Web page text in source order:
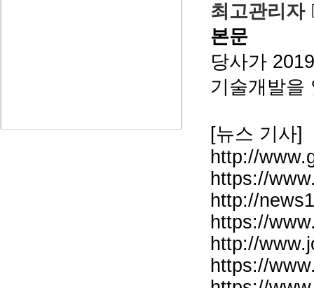
최고관리자
본문
당사가
기술개발을
[뉴스 기사]
http://
https://
http://
https://
http://
https://